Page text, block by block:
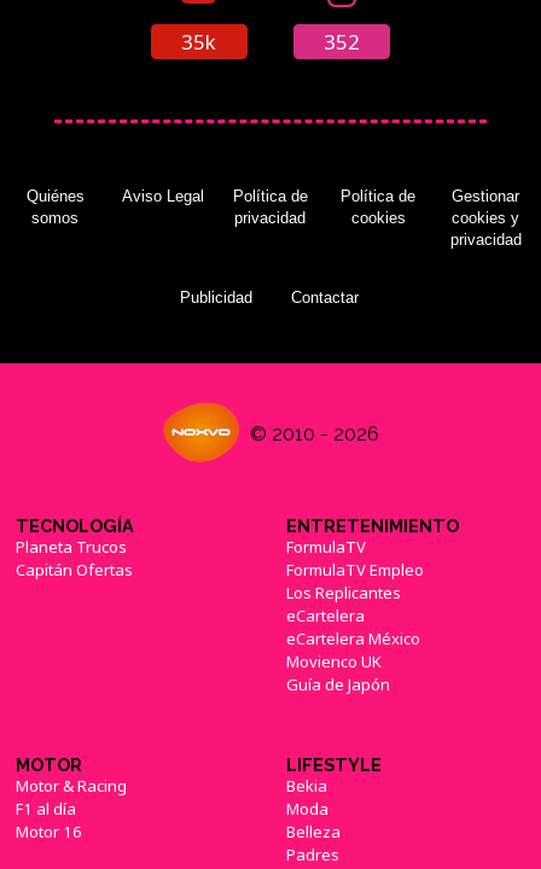
35k 352
Quiénes
somos
Aviso Legal
Política de
privacidad
Política de
cookies
Gestionar
cookies y
privacidad
Publicidad Contactar
© 2010 - 2026
TECNOLOGÍA
Planeta Trucos
Capitán Ofertas
ENTRETENIMIENTO
FormulaTV
FormulaTV Empleo
Los Replicantes
eCartelera
eCartelera México
Movienco UK
Guía de Japón
MOTOR
Motor & Racing
F1 al día
Motor 16
LIFESTYLE
Bekia
Moda
Belleza
Padres